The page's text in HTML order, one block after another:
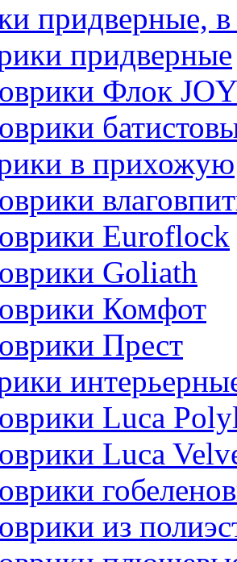
придверные,
придверные
Флок
в прихожую
Euroflock
Goliath
Комфот
Прест
Luca
Luca
из